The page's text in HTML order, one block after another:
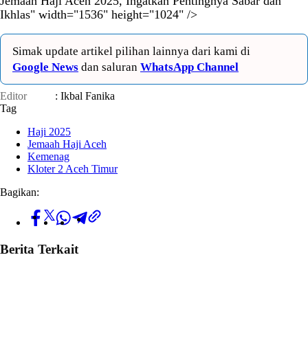
Ikhlas" width="1536" height="1024" />
Simak update artikel pilihan lainnya dari kami di
Google News dan saluran WhatsApp Channel
Editor
: Ikbal Fanika
Tag
Haji 2025
Jemaah Haji Aceh
Kemenag
Kloter 2 Aceh Timur
Bagikan:
Berita Terkait